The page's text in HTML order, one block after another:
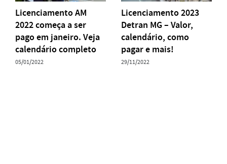
Licenciamento AM
2022 começa a ser
pago em janeiro. Veja
calendário completo
05/01/2022
Licenciamento 2023
Detran MG – Valor,
calendário, como
pagar e mais!
29/11/2022